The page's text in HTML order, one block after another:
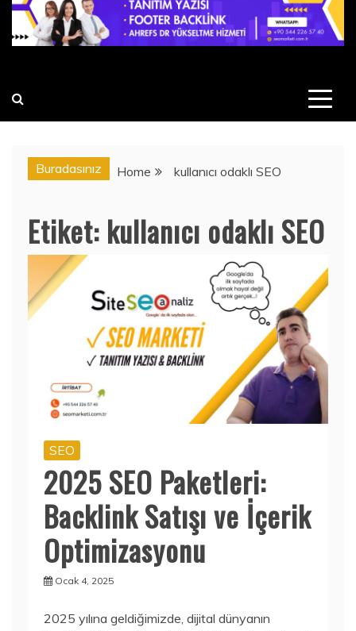
Buradasınız Home kullanıcı odaklı SEO
Etiket: kullanıcı odaklı SEO
SEO
2025 SEO Paketleri:
Backlink Satışı ve İçerik
Optimizasyonu
Ocak 4, 2025
2025 yılına geldiğimizde, dijital dünyanın